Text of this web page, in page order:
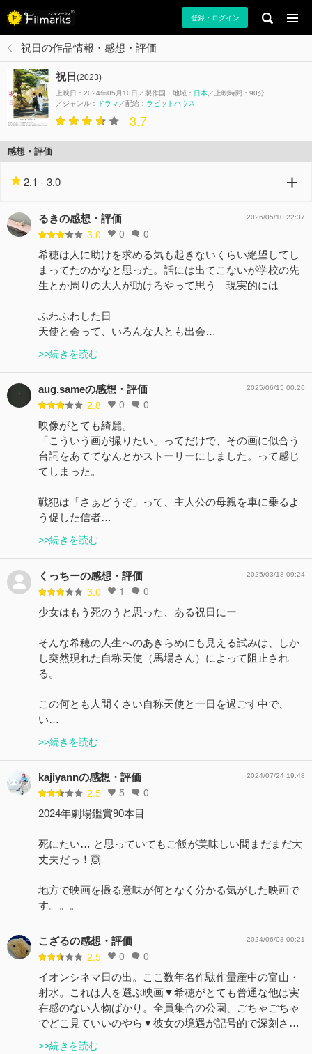
登録・ログイン
祝日の作品情報・感想・評価
祝日 (2023)
上映日：2024年05月10日 製作国・地域： 日本
上映時間：90分
ジャンル：
ドラマ 配給： ラビットハウス
3.7
感想・評価
2.1 - 3.0
るきの感想・評価
3.0 0 0
2026/05/10 22:37
希穂は人に助けを求める気も起きないくらい絶望してし
まってたのかなと思った。話には出てこないが学校の先
生とか周りの大人が助けろやって思う 現実的には
ふわふわした日
天使と会って、いろんな人とも出会…
>>続きを読む
aug.sameの感想・評価
2.8 0 0
2025/06/15 00:26
映像がとても綺麗。
「こういう画が撮りたい」ってだけで、その画に似合う
台詞をあててなんとかストーリーにしました。って感じ
てしまった。
戦犯は「さぁどうぞ」って、主人公の母親を車に乗るよ
う促した信者…
>>続きを読む
くっちーの感想・評価
3.0 1 0
2025/03/18 09:24
少女はもう死のうと思った、ある祝日にー
そんな希穂の人生へのあきらめにも見える試みは、しか
し突然現れた自称天使（馬場さん）によって阻止され
る。
この何とも人間くさい自称天使と一日を過ごす中で、
い…
>>続きを読む
kajiyannの感想・評価
2.5 5 0
2024/07/24 19:48
2024年劇場鑑賞90本目
死にたい… と思っていてもご飯が美味しい間まだまだ大
丈夫だっ！🙆
地方で映画を撮る意味が何となく分かる気がした映画で
す。。。
こざるの感想・評価
2.5 0 0
2024/06/03 00:21
イオンシネマ日の出。ここ数年名作駄作量産中の富山・
射水。これは人を選ぶ映画▼希穂がとても普通な他は実
在感のない人物ばかり。全員集合の公園、ごちゃごちゃ
でどこ見ていいのやら▼彼女の境遇が記号的で深刻さ…
>>続きを読む